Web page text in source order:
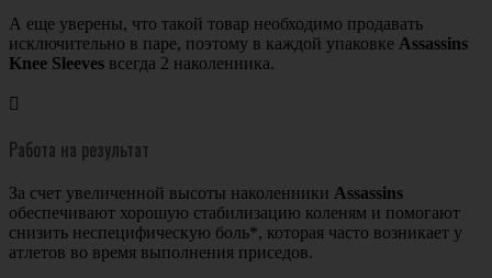
А еще уверены, что такой товар необходимо продавать
исключительно в паре, поэтому в каждой упаковке Assassins
Knee Sleeves всегда 2 наколенника.

Работа на результат
За счет увеличенной высоты наколенники Assassins
обеспечивают хорошую стабилизацию коленям и помогают
снизить неспецифическую боль*, которая часто возникает у
атлетов во время выполнения приседов.